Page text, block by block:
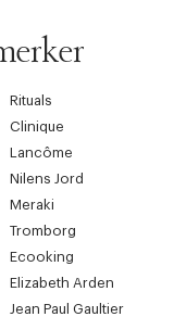
Rituals
Clinique
Lancôme
Nilens Jord
Meraki
Tromborg
Ecooking
Elizabeth Arden
Jean Paul Gaultier